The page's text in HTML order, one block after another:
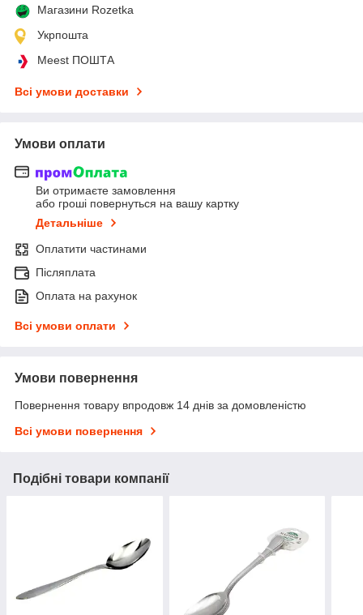
Магазини Rozetka
Укрпошта
Meest ПОШТА
Всі умови доставки
Умови оплати
Ви отримаєте замовлення
або гроші повернуться на вашу картку
Детальніше
Оплатити частинами
Післяплата
Оплата на рахунок
Всі умови оплати
Умови повернення
Повернення товару впродовж 14 днів за домовленістю
Всі умови повернення
Подібні товари компанії